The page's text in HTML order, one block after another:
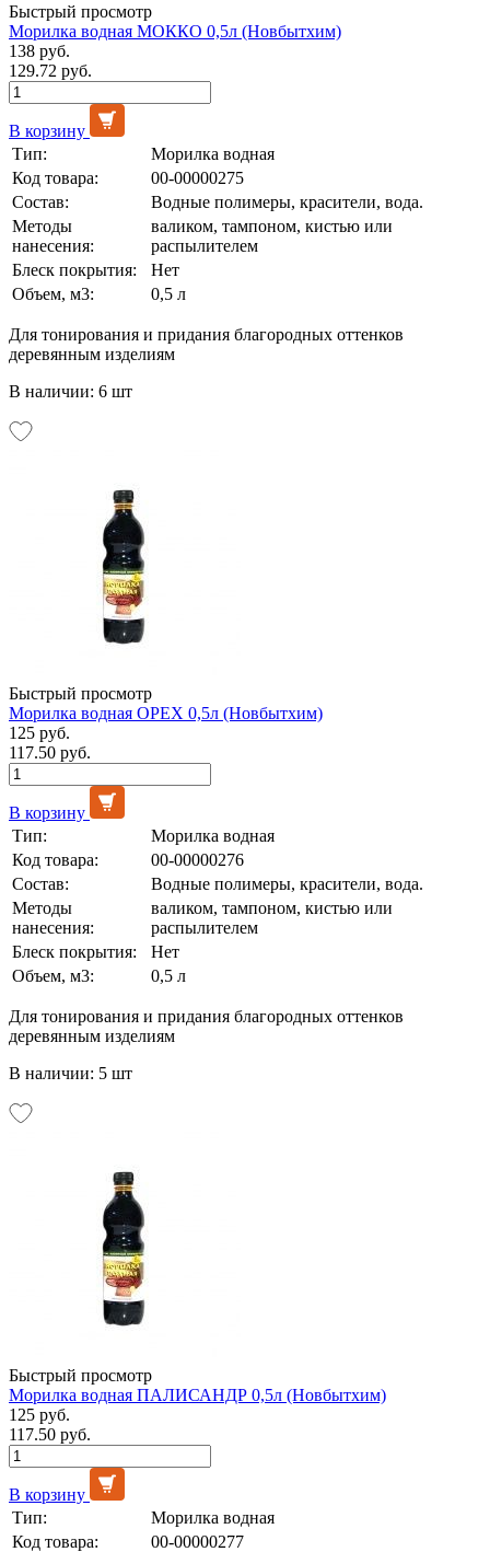
Быстрый просмотр
Морилка водная МОККО 0,5л (Новбытхим)
138 руб.
129.72 руб.
В корзину
Тип:
Морилка водная
Код товара:
00-00000275
Состав:
Водные полимеры, красители, вода.
Методы
нанесения:
валиком, тампоном, кистью или
распылителем
Блеск покрытия:
Нет
Объем, м3:
0,5 л
Для тонирования и придания благородных оттенков
деревянным изделиям
В наличии: 6 шт
Быстрый просмотр
Морилка водная ОРЕХ 0,5л (Новбытхим)
125 руб.
117.50 руб.
В корзину
Тип:
Морилка водная
Код товара:
00-00000276
Состав:
Водные полимеры, красители, вода.
Методы
нанесения:
валиком, тампоном, кистью или
распылителем
Блеск покрытия:
Нет
Объем, м3:
0,5 л
Для тонирования и придания благородных оттенков
деревянным изделиям
В наличии: 5 шт
Быстрый просмотр
Морилка водная ПАЛИСАНДР 0,5л (Новбытхим)
125 руб.
117.50 руб.
В корзину
Тип:
Морилка водная
Код товара:
00-00000277